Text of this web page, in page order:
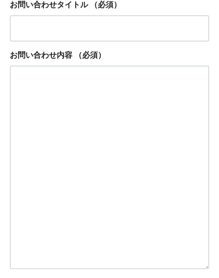
お問い合わせタイトル （必須）
お問い合わせ内容 （必須）